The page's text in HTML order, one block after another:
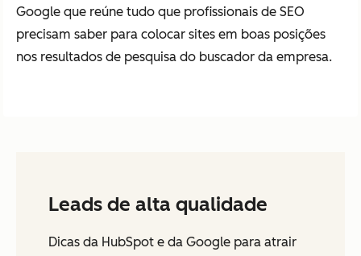
Google que reúne tudo que profissionais de SEO
precisam saber para colocar sites em boas posições
nos resultados de pesquisa do buscador da empresa.
Leads de alta qualidade
Dicas da HubSpot e da Google para atrair